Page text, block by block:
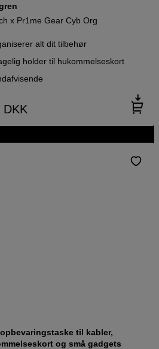
x Pr1me Gear Cyb Org
alt dit tilbehør
holder til hukommelseskort
DKK
til kabler,
og små gadgets